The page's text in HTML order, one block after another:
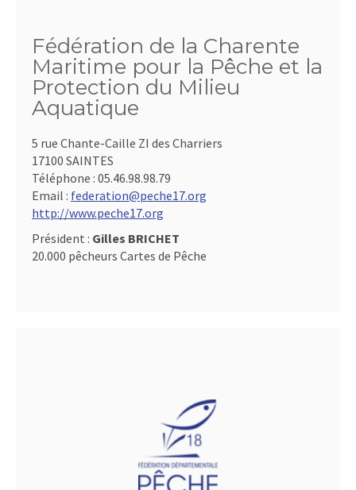
Fédération de la Charente
Maritime pour la Pêche et la
Protection du Milieu
Aquatique
5 rue Chante-Caille ZI des Charriers
17100 SAINTES
Téléphone : 05.46.98.98.79
Email : federation@peche17.org
http://www.peche17.org
Président : Gilles BRICHET
20.000 pêcheurs Cartes de Pêche